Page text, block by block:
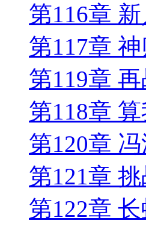
第116章
第117章
第119章
第118章
第120章
第121章
第122章 长